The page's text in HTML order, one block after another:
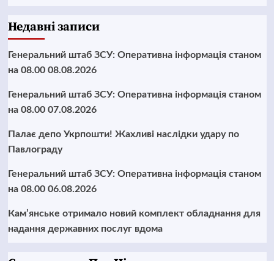
Недавні записи
Генеральний штаб ЗСУ: Оперативна інформація станом
на 08.00 08.08.2026
Генеральний штаб ЗСУ: Оперативна інформація станом
на 08.00 07.08.2026
Палає депо Укрпошти! Жахливі наслідки удару по
Павлограду
Генеральний штаб ЗСУ: Оперативна інформація станом
на 08.00 06.08.2026
Кам’янське отримало новий комплект обладнання для
надання державних послуг вдома